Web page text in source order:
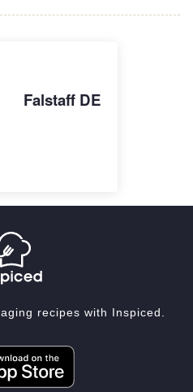
Falstaff DE
recipes with Inspiced.